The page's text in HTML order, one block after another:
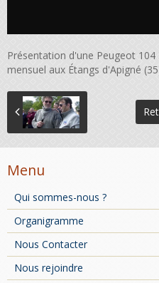
Présentation d'une Peugeot
mensuel aux Étangs d'Apigné
Menu
Qui sommes-nous ?
Organigramme
Nous Contacter
Nous rejoindre